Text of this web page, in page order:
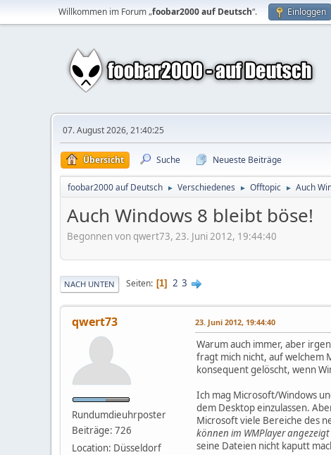
Willkommen im Forum „foobar2000 auf Deutsch“. Einloggen
07. August 2026, 21:40:25
Übersicht Suche Neueste Beiträge
foobar2000 auf Deutsch ► Verschiedenes ► Offtopic ► Auch
Auch Windows 8 bleibt böse!
Begonnen von qwert73, 23. Juni 2012, 19:44:40
NACH UNTEN Seiten 1 2 3
qwert73
Rundumdieuhrposter
Beiträge: 726
Location: Düsseldorf
23. Juni 2012, 19:44:40
Warum auch immer, aber
fragt mich nicht, auf welchem
konsequent gelöscht, wenn
Ich mag Microsoft/Windows
dem Desktop einzulassen.
Microsoft viele Bereiche des
können im WMPlayer
seine Dateien nicht kaputt